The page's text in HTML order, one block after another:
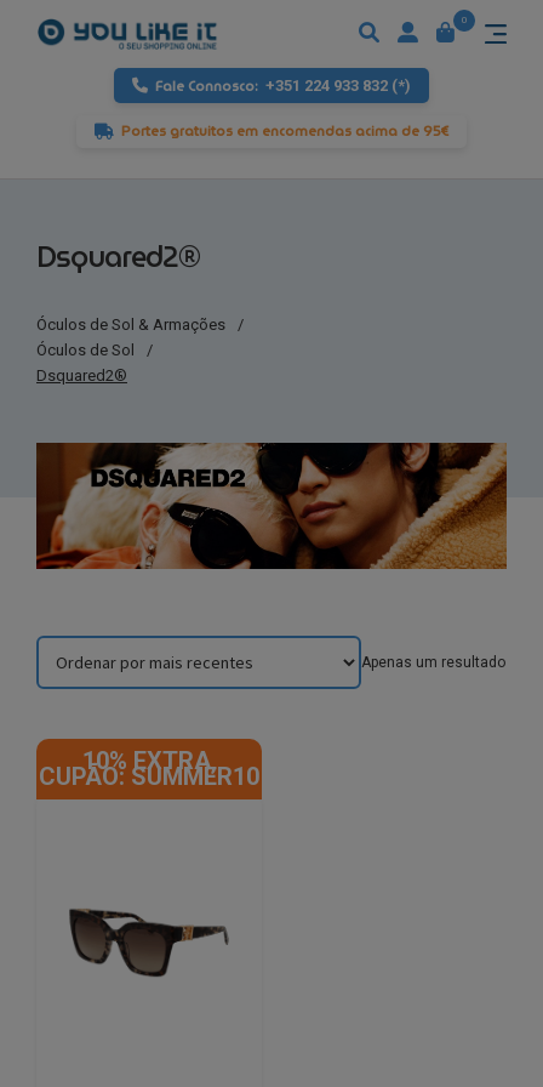
Fale Connosco: +351 224 933 832 (*)
Portes gratuitos em encomendas acima de 95€
0
Dsquared2®
Óculos de Sol & Armações
/
Óculos de Sol
/
Dsquared2®
Apenas um resultado
10% EXTRA,
CUPÃO: SUMMER10